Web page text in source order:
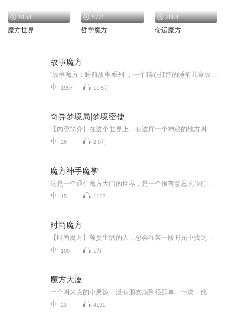
9158
魔方世界
5771
哲学魔方
2884
命运魔方
故事魔方
1997 11.5万
奇异梦境局|梦境密使
26 2.9万
魔方神手魔掌
15 1112
时尚魔方
100 1万
魔方大厦
23 4191